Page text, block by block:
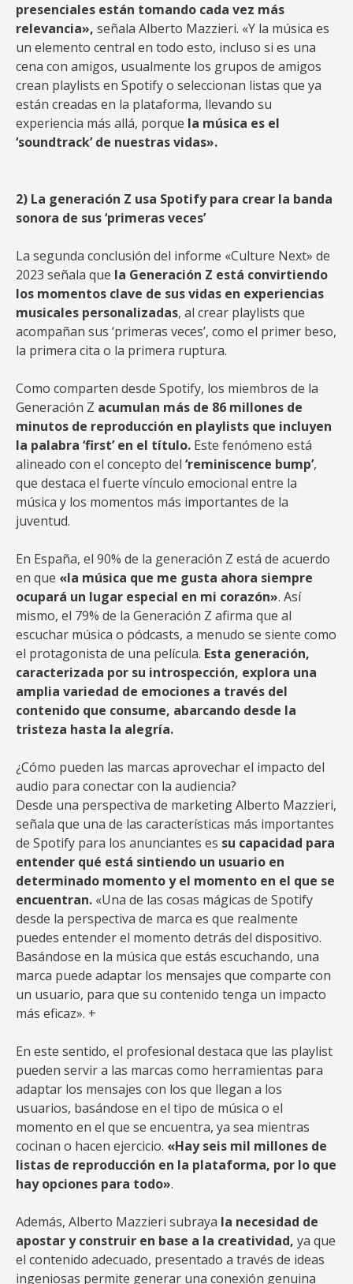
presenciales están tomando cada vez más
relevancia», señala Alberto Mazzieri. «Y la música es
un elemento central en todo esto, incluso si es una
cena con amigos, usualmente los grupos de amigos
crean playlists en Spotify o seleccionan listas que ya
están creadas en la plataforma, llevando su
experiencia más allá, porque la música es el
‘soundtrack’ de nuestras vidas».
2) La generación Z usa Spotify para crear la banda
sonora de sus ‘primeras veces’
La segunda conclusión del informe «Culture Next» de
2023 señala que la Generación Z está convirtiendo
los momentos clave de sus vidas en experiencias
musicales personalizadas, al crear playlists que
acompañan sus ‘primeras veces’, como el primer beso,
la primera cita o la primera ruptura.
Como comparten desde Spotify, los miembros de la
Generación Z acumulan más de 86 millones de
minutos de reproducción en playlists que incluyen
la palabra ‘first’ en el título. Este fenómeno está
alineado con el concepto del ‘reminiscence bump’,
que destaca el fuerte vínculo emocional entre la
música y los momentos más importantes de la
juventud.
En España, el 90% de la generación Z está de acuerdo
en que «la música que me gusta ahora siempre
ocupará un lugar especial en mi corazón». Así
mismo, el 79% de la Generación Z afirma que al
escuchar música o pódcasts, a menudo se siente como
el protagonista de una película. Esta generación,
caracterizada por su introspección, explora una
amplia variedad de emociones a través del
contenido que consume, abarcando desde la
tristeza hasta la alegría.
¿Cómo pueden las marcas aprovechar el impacto del
audio para conectar con la audiencia?
Desde una perspectiva de marketing Alberto Mazzieri,
señala que una de las características más importantes
de Spotify para los anunciantes es su capacidad para
entender qué está sintiendo un usuario en
determinado momento y el momento en el que se
encuentran. «Una de las cosas mágicas de Spotify
desde la perspectiva de marca es que realmente
puedes entender el momento detrás del dispositivo.
Basándose en la música que estás escuchando, una
marca puede adaptar los mensajes que comparte con
un usuario, para que su contenido tenga un impacto
más eficaz». +
En este sentido, el profesional destaca que las playlist
pueden servir a las marcas como herramientas para
adaptar los mensajes con los que llegan a los
usuarios, basándose en el tipo de música o el
momento en el que se encuentra, ya sea mientras
cocinan o hacen ejercicio. «Hay seis mil millones de
listas de reproducción en la plataforma, por lo que
hay opciones para todo».
Además, Alberto Mazzieri subraya la necesidad de
apostar y construir en base a la creatividad, ya que
el contenido adecuado, presentado a través de ideas
ingeniosas permite generar una conexión genuina